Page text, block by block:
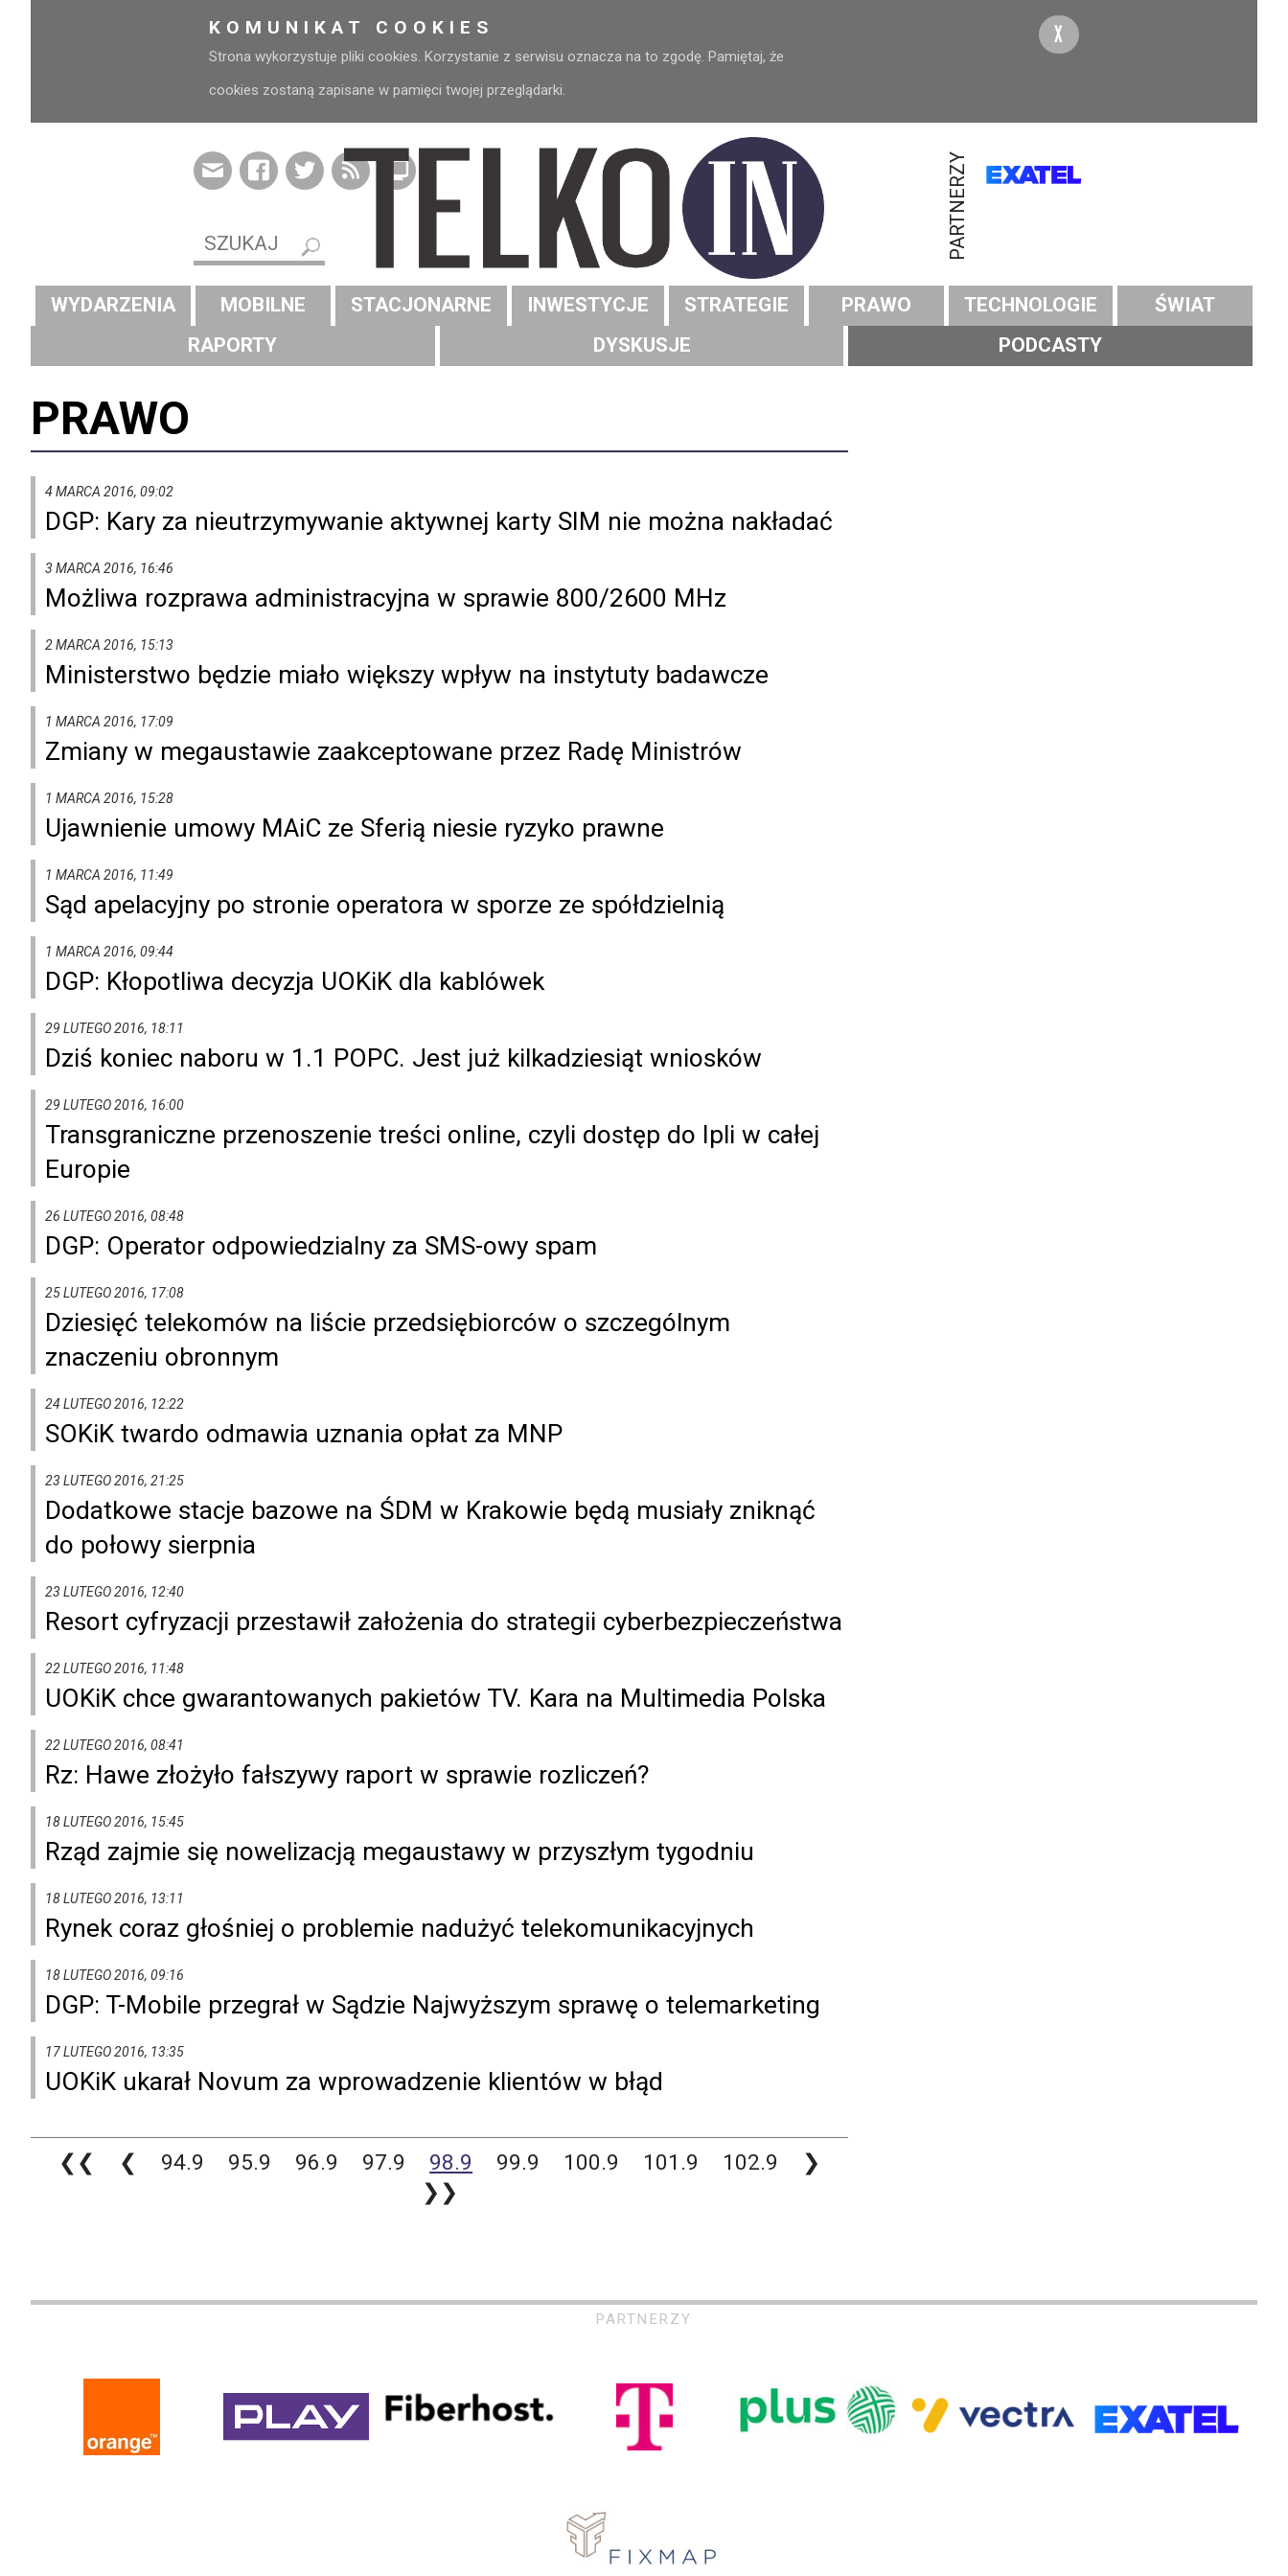
KOMUNIKAT COOKIES
Strona wykorzystuje pliki cookies. Korzystanie z serwisu oznacza na to zgodę. Pamiętaj, że
cookies zostaną zapisane w pamięci twojej przeglądarki.
X
PARTNERZY
WYDARZENIA MOBILNE STACJONARNE INWESTYCJE STRATEGIE PRAWO TECHNOLOGIE
ŚWIAT
RAPORTY
DYSKUSJE PODCASTY
PRAWO
4 MARCA 2016, 09:02
DGP: Kary za nieutrzymywanie aktywnej karty SIM nie można nakładać
3 MARCA 2016, 16:46
Możliwa rozprawa administracyjna w sprawie 800/2600 MHz
2 MARCA 2016, 15:13
Ministerstwo będzie miało większy wpływ na instytuty badawcze
1 MARCA 2016, 17:09
Zmiany w megaustawie zaakceptowane przez Radę Ministrów
1 MARCA 2016, 15:28
Ujawnienie umowy MAiC ze Sferią niesie ryzyko prawne
1 MARCA 2016, 11:49
Sąd apelacyjny po stronie operatora w sporze ze spółdzielnią
1 MARCA 2016, 09:44
DGP: Kłopotliwa decyzja UOKiK dla kablówek
29 LUTEGO 2016, 18:11
Dziś koniec naboru w 1.1 POPC. Jest już kilkadziesiąt wniosków
29 LUTEGO 2016, 16:00
Transgraniczne przenoszenie treści online, czyli dostęp do Ipli w całej
Europie
26 LUTEGO 2016, 08:48
DGP: Operator odpowiedzialny za SMS-owy spam
25 LUTEGO 2016, 17:08
Dziesięć telekomów na liście przedsiębiorców o szczególnym
znaczeniu obronnym
24 LUTEGO 2016, 12:22
SOKiK twardo odmawia uznania opłat za MNP
23 LUTEGO 2016, 21:25
Dodatkowe stacje bazowe na ŚDM w Krakowie będą musiały zniknąć
do połowy sierpnia
23 LUTEGO 2016, 12:40
Resort cyfryzacji przestawił założenia do strategii cyberbezpieczeństwa
22 LUTEGO 2016, 11:48
UOKiK chce gwarantowanych pakietów TV. Kara na Multimedia Polska
22 LUTEGO 2016, 08:41
Rz: Hawe złożyło fałszywy raport w sprawie rozliczeń?
18 LUTEGO 2016, 15:45
Rząd zajmie się nowelizacją megaustawy w przyszłym tygodniu
18 LUTEGO 2016, 13:11
Rynek coraz głośniej o problemie nadużyć telekomunikacyjnych
18 LUTEGO 2016, 09:16
DGP: T-Mobile przegrał w Sądzie Najwyższym sprawę o telemarketing
17 LUTEGO 2016, 13:35
UOKiK ukarał Novum za wprowadzenie klientów w błąd
❮❮ ❮ 94.9 95.9 96.9 97.9 98.9 99.9 100.9 101.9 102.9
❯
❯❯
PARTNERZY